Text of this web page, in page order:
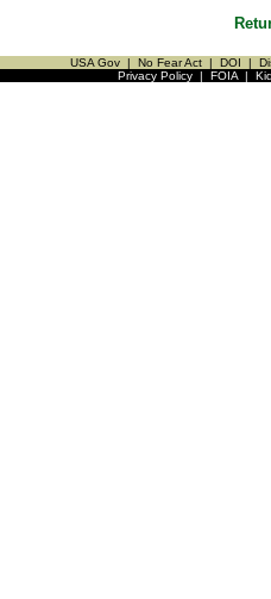
USA Gov | No Fear Act | DOI |
Privacy Policy| FOIA|